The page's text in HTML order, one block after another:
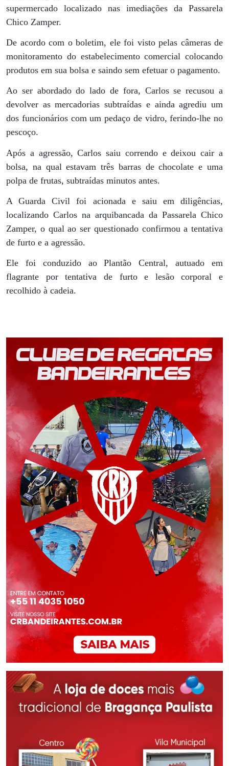
supermercado localizado nas imediações da Passarela
Chico Zamper.
De acordo com o boletim, ele foi visto pelas câmeras de
monitoramento do estabelecimento comercial colocando
produtos em sua bolsa e saindo sem efetuar o pagamento.
Ao ser abordado do lado de fora, Carlos se recusou a
devolver as mercadorias subtraídas e ainda agrediu um
dos funcionários com um pedaço de vidro, ferindo-lhe no
pescoço.
Após a agressão, Carlos saiu correndo e deixou cair a
bolsa, na qual estavam três barras de chocolate e uma
polpa de frutas, subtraídas minutos antes.
A Guarda Civil foi acionada e saiu em diligências,
localizando Carlos na arquibancada da Passarela Chico
Zamper, o qual ao ser questionado confirmou a tentativa
de furto e a agressão.
Ele foi conduzido ao Plantão Central, autuado em
flagrante por tentativa de furto e lesão corporal e
recolhido à cadeia.